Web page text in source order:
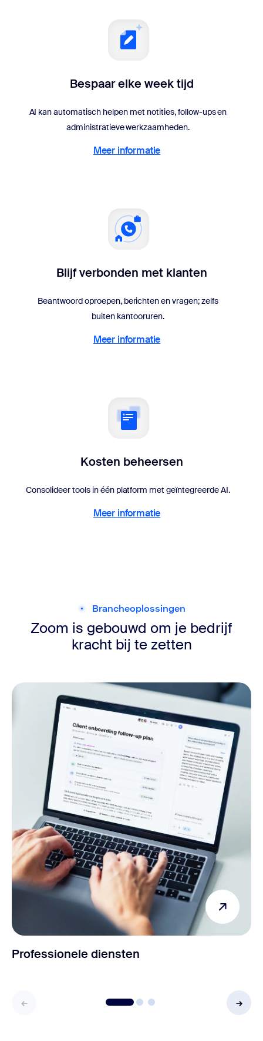
Bespaar elke week tijd
AI kan automatisch helpen met notities, follow-ups en
administratieve werkzaamheden.
Meer informatie
Blijf verbonden met klanten
Beantwoord oproepen, berichten en vragen; zelfs
buiten kantooruren.
Meer informatie
Kosten beheersen
Consolideer tools in één platform met geïntegreerde AI.
Meer informatie
Brancheoplossingen
Zoom is gebouwd om je bedrijf
kracht bij te zetten
Professionele diensten